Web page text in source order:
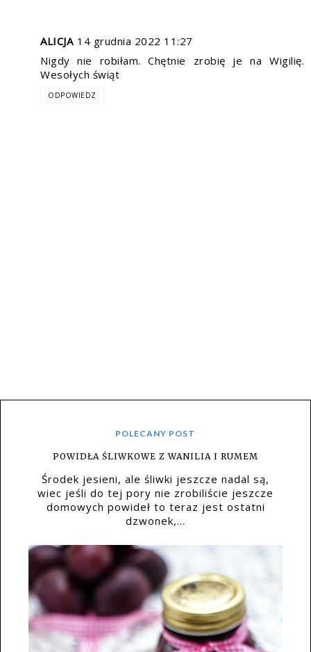
ALICJA 14 grudnia 2022 11:27
Nigdy nie robiłam. Chętnie zrobię je na Wigilię.
Wesołych świąt
ODPOWIEDZ
POLECANY POST
POWIDŁA ŚLIWKOWE Z WANILIA I RUMEM
Środek jesieni, ale śliwki jeszcze nadal są,
wiec jeśli do tej pory nie zrobiliście jeszcze
domowych powideł to teraz jest ostatni
dzwonek,...